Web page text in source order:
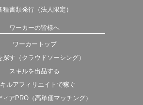
種書類発行（法人限定）
ワーカーの皆様へ
ワーカートップ
探す（クラウドソーシング）
スキルを出品する
ルアフィリエイトで稼ぐ
ィアPRO（高単価マッチング）